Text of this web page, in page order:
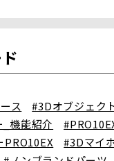
ス #3Dオブジェク
機能紹介
#3Dマイ